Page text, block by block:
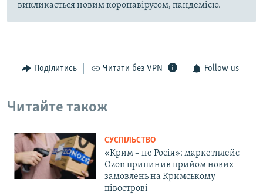
викликається новим коронавірусом, пандемією.
Поділитись Читати без VPN Follow us
Читайте також
СУСПІЛЬСТВО
«Крим – не Росія»: маркетплейс
Ozon припинив прийом нових
замовлень на Кримському
півострові